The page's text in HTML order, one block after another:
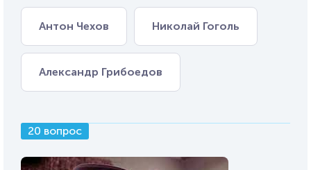
Антон Чехов Николай Гоголь
Александр Грибоедов
20 вопрос